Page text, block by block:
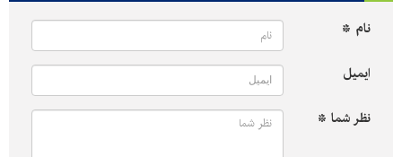
نام *
ایمیل
نظر شما *